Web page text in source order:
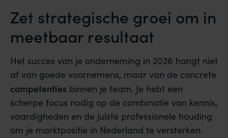
Zet strategische groei om in
meetbaar resultaat
Het succes van je onderneming in 2026 hangt niet
af van goede voornemens, maar van de concrete
competenties binnen je team. Je hebt een
scherpe focus nodig op de combinatie van kennis,
vaardigheden en de juiste professionele houding
om je marktpositie in Nederland te versterken.